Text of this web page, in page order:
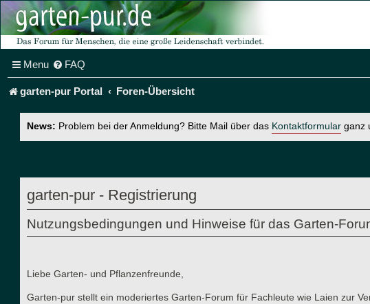
Menu FAQ
garten-pur Portal Foren-Übersicht
News: Problem bei der Anmeldung? Bitte Mail über das Kontaktformular ganz
garten-pur - Registrierung
Nutzungsbedingungen und Hinweise für das Garten-
Liebe Garten- und Pflanzenfreunde,
Garten-pur stellt ein moderiertes Garten-Forum für Fachleute wie Laien zur